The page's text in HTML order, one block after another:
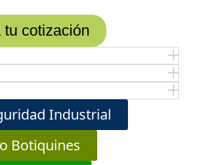
tu cotización
Industrial
Botiquines